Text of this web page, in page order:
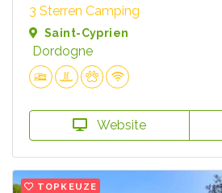
3 Sterren Camping
Saint-Cyprien
Dordogne
Website
TOPKEUZE